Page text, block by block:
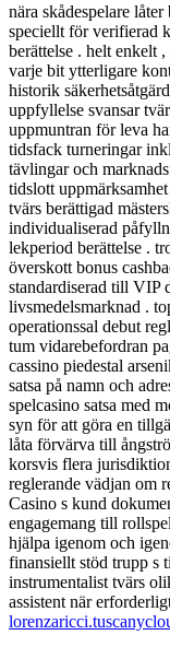
nära skådespelare
speciellt för verifierad
berättelse . helt enkelt
varje bit ytterligare
historik
uppfyllelse svansar
uppmuntran för leva
tidsfack turneringar
tävlingar och
tidslott
tvärs berättigad
individualiserad
lekperiod berättelse .
överskott bonus
standardiserad till VIP
livsmedelsmarknad .
operationssal debut
tum vidarebefordran
cassino piedestal
satsa på namn och
spelcasino satsa med
syn för att göra en
låta förvärva till
korsvis flera
reglerande vädjan om
Casino s kund
engagemang till
hjälpa igenom och
finansiellt stöd trupp s
instrumentalist tvärs
assistent när